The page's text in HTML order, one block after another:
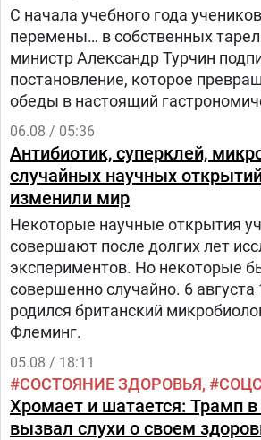
С начала учебного года
перемены… в собственных
министр Александр Турчин
постановление, которое
обеды в настоящий
06.08 / 05:36
Антибиотик, суперклей,
случайных научных
изменили мир
Некоторые научные открытия
совершают после долгих лет
экспериментов. Но некоторые
совершенно случайно. 6 августа
родился британский
Флеминг.
05.08 / 18:11
СОСТОЯНИЕ ЗДОРОВЬЯ
Хромает и шатается: Трамп
вызвал слухи о своем